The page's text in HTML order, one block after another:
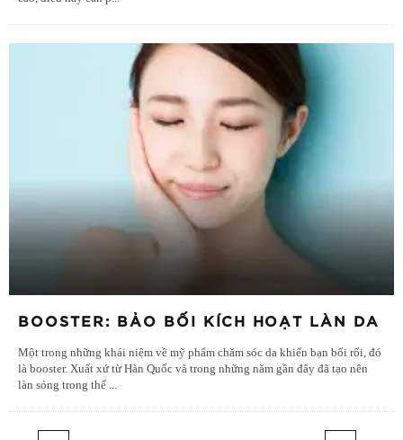
BOOSTER: BẢO BỐI KÍCH HOẠT LÀN DA
Một trong những khái niệm về mỹ phẩm chăm sóc da khiến bạn bối rối, đó
là booster. Xuất xứ từ Hàn Quốc và trong những năm gần đây đã tạo nên
làn sóng trong thế